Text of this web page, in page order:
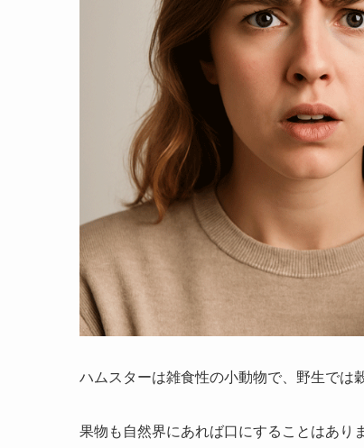
ハムスターは雑食性の小動物で、野生では
果物も自然界にあれば口にすることはあり